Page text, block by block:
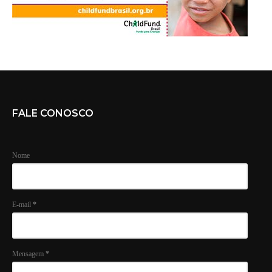
FALE CONOSCO
Nome
E-mail *
Mensagem *